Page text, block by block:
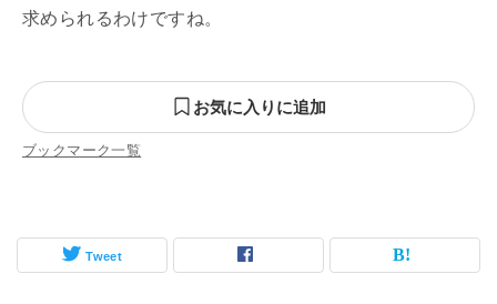
求められるわけですね。
お気に入りに追加
ブックマーク一覧
Tweet